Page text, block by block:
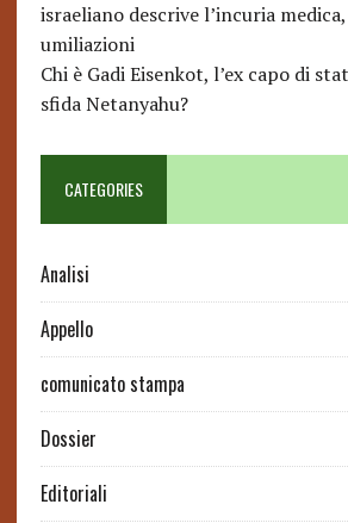
israeliano descrive l’incuria
umiliazioni
Chi è Gadi Eisenkot, l’ex capo di
sfida Netanyahu?
CATEGORIES
Analisi
Appello
comunicato stampa
Dossier
Editoriali